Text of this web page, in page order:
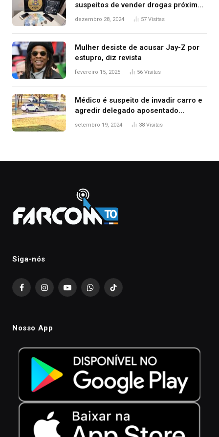
suspeitos de vender drogas próximo
de delegacia e escola, diz polícia
dezembro 28, 2024 57 Visitas
Mulher desiste de acusar Jay-Z por
estupro, diz revista
fevereiro 15, 2025 56 Visitas
Médico é suspeito de invadir carro e
agredir delegado aposentado
durante confusão no trânsito
setembro 19, 2024 38 Visitas
Siga-nós
FacebookInstagramYouTubeWhatsAppTikTok
Nosso App